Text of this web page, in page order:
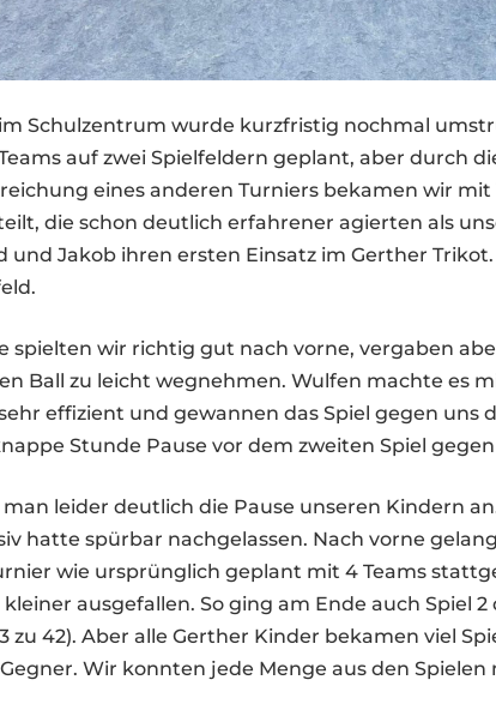
Schulzentrum wurde kurzfristig nochmal
auf zwei Spielfeldern geplant, aber durch
eines anderen Turniers bekamen wir mit
die schon deutlich erfahrener agierten als
und Jakob ihren ersten Einsatz im Gerther
spielten wir richtig gut nach vorne, vergaben
Ball zu leicht wegnehmen. Wulfen machte es
effizient und gewannen das Spiel gegen uns
Stunde Pause vor dem zweiten Spiel gegen
leider deutlich die Pause unseren Kindern
hatte spürbar nachgelassen. Nach vorne
wie ursprünglich geplant mit 4 Teams
ausgefallen. So ging am Ende auch Spiel
zu 42). Aber alle Gerther Kinder bekamen viel
Wir konnten jede Menge aus den